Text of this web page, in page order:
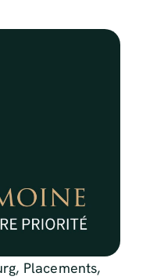
Placements,